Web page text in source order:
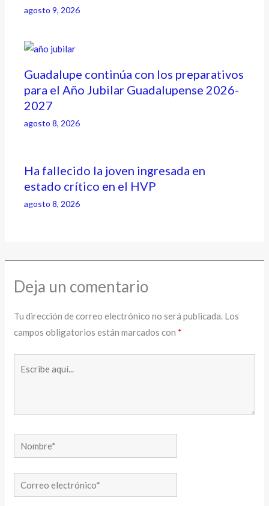
agosto 9, 2026
Guadalupe continúa con los preparativos
para el Año Jubilar Guadalupense 2026-
2027
agosto 8, 2026
Ha fallecido la joven ingresada en
estado crítico en el HVP
agosto 8, 2026
Deja un comentario
Tu dirección de correo electrónico no será publicada. Los
campos obligatorios están marcados con *
Nombre*
Correo
electrónico*